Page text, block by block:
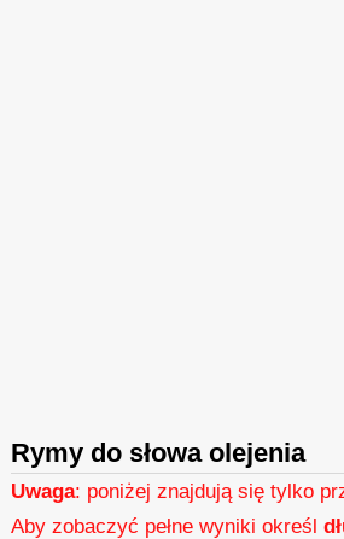
Rymy do słowa olejenia
Uwaga: poniżej znajdują się tylko
Aby zobaczyć pełne wyniki określ